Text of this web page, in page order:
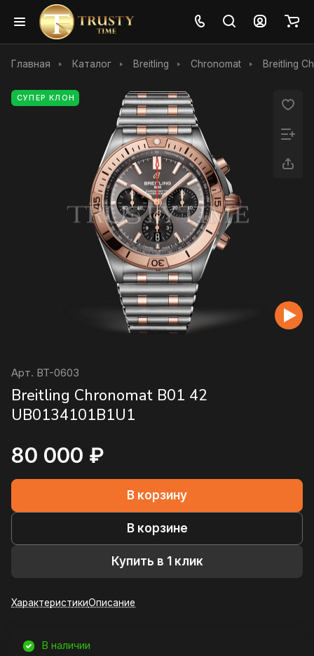
Главная Каталог Breitling Chronomat Breitling
СУПЕР КЛОН
Арт. BT-0603
Breitling Chronomat B01 42
UB0134101B1U1
80 000 ₽
В корзину
В корзине
Купить в 1 клик
ХарактеристикиОписание
В наличии